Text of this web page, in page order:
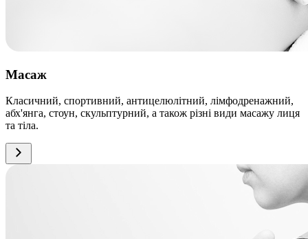
Масаж
Класичний, спортивний, антицелюлітний, лімфодренажний,
абх'янга, стоун, скульптурний, а також різні види масажу лиця
та тіла.